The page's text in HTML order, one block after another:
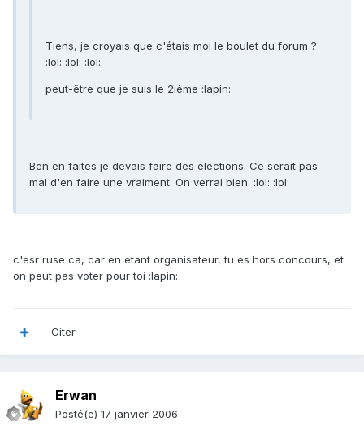
Tiens, je croyais que c'étais moi le boulet du forum ?
:lol: :lol: :lol:
peut-être que je suis le 2ième :lapin:
Ben en faites je devais faire des élections. Ce serait pas
mal d'en faire une vraiment. On verrai bien. :lol: :lol:
c'esr ruse ca, car en etant organisateur, tu es hors concours, et
on peut pas voter pour toi :lapin:
Citer
Erwan
Posté(e) 17 janvier 2006